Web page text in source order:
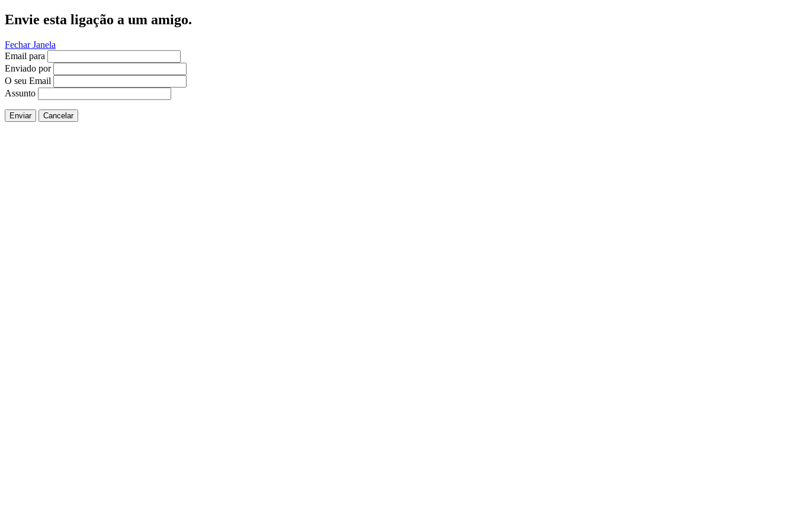
Envie esta ligação a um amigo.
Fechar Janela
Email para
Enviado por
O seu Email
Assunto
Enviar Cancelar